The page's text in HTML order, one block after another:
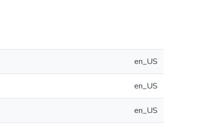
en_US
en_US
en_US